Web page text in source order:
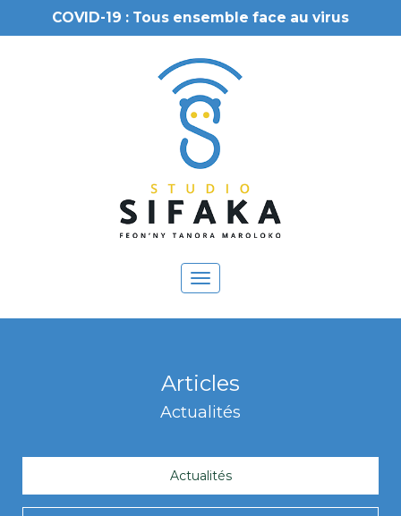
COVID-19 : Tous ensemble face au virus
Toggle
navigation
Articles
Actualités
Actualités